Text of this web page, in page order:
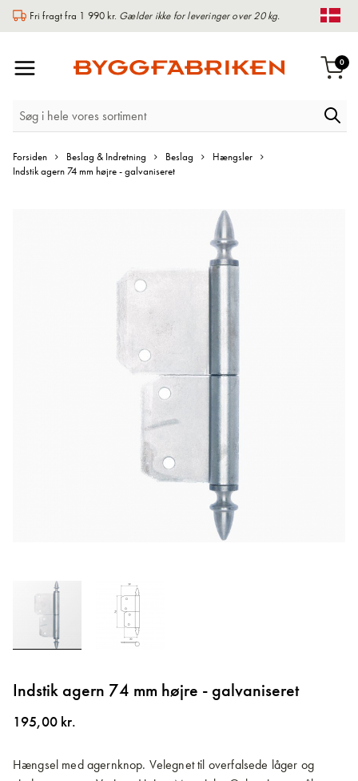
Fri fragt fra 1 990 kr. Gælder ikke for leveringer over 20 kg.
0
Forsiden Beslag & Indretning Beslag
Hængsler
Indstik agern 74 mm højre - galvaniseret
til
starten
billedgalleriet
Indstik agern 74 mm højre - galvaniseret
195,00 kr.
Hængsel med agernknop. Velegnet til overfalsede låger og